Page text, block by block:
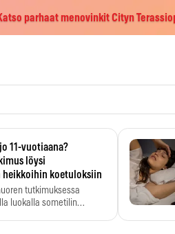
parhaat menovinkit Cityn
11-vuotiaana?
löysi
heikkoihin koetuloksiin
tutkimuksessa
luokalla sometilin…